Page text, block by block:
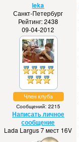
leka
Санкт-Петербург
Рейтинг: 2438
09-04-2012
Член клуба
Сообщений: 2215
Написать личное
сообщение
Lada Largus 7 мест 16V